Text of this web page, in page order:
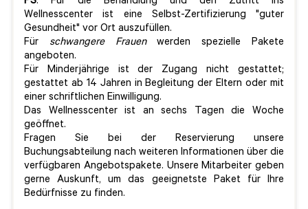
Wellnesscenter ist eine Selbst-Zertifizierung "guter
Gesundheit" vor Ort auszufüllen.
Für schwangere Frauenwerden spezielle Pakete
angeboten.
Für Minderjährige ist der Zugang nicht gestattet;
gestattet ab 14 Jahren in Begleitung der Eltern oder mit
einer schriftlichen Einwilligung.
Das Wellnesscenter ist an sechs Tagen die Woche
geöffnet.
Fragen Sie bei der Reservierung unsere
Buchungsabteilung nach weiteren Informationen über die
verfügbaren Angebotspakete. Unsere Mitarbeiter geben
gerne Auskunft, um das geeignetste Paket für Ihre
Bedürfnisse zu finden.